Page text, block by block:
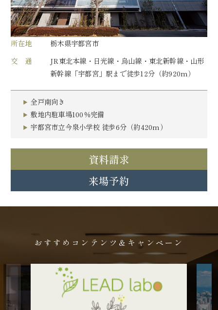
所在地
栃木県宇都宮市
交 通
JR東北本線・日光線・烏山線・東北新幹線・山形
新幹線「宇都宮」駅まで徒歩12分（約920m）
全戸南向き
敷地内駐車場100％完備
宇都宮市立今泉小学校 徒歩6分（約420m）
資料請求
来場予約
おすすめコンテンツ＆キャンペーン